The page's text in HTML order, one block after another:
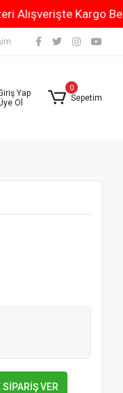
TL Üzeri Alışverişte
Yap
Ol
0
Sepetim
VER